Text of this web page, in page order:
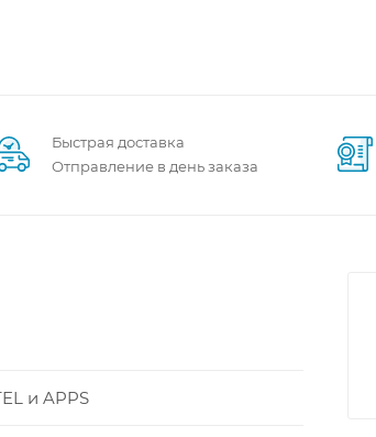
Быстрая доставка
Отправление в день заказа
и APPS